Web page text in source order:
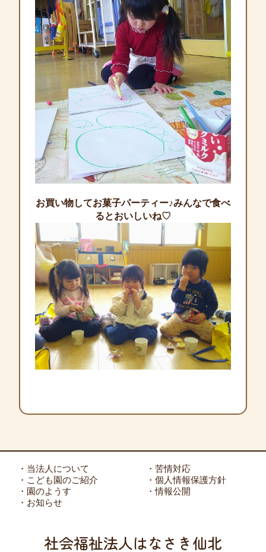
お買い物してお菓子パーティー♪みんなで食べ
るとおいしいね♡
・当法人について
・こども園のご紹介
・園のようす
・お知らせ
・苦情対応
・個人情報保護方針
・情報公開
社会福祉法人はなさき仙北